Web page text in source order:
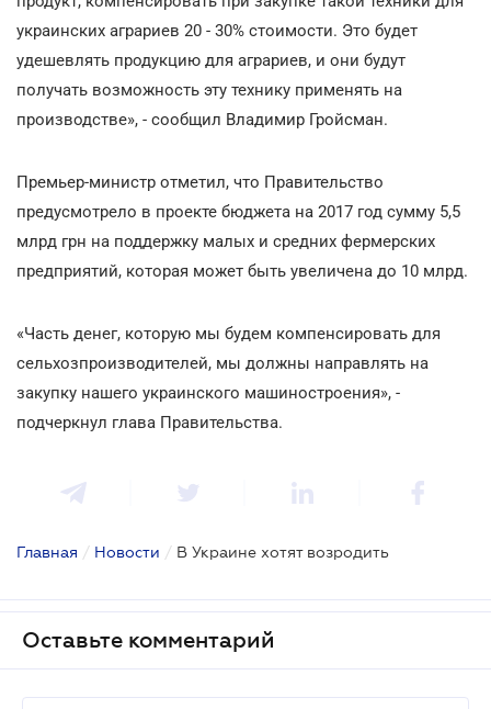
украинских аграриев 20 - 30% стоимости. Это будет
удешевлять продукцию для аграриев, и они будут
получать возможность эту технику применять на
производстве», - сообщил Владимир Гройсман.
Премьер-министр отметил, что Правительство
предусмотрело в проекте бюджета на 2017 год сумму 5,5
млрд грн на поддержку малых и средних фермерских
предприятий, которая может быть увеличена до 10 млрд.
«Часть денег, которую мы будем компенсировать для
сельхозпроизводителей, мы должны направлять на
закупку нашего украинского машиностроения», -
подчеркнул глава Правительства.
Главная / Новости / В Украине хотят возродить
Оставьте комментарий